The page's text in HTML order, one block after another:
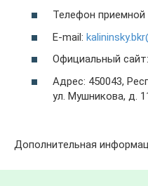
Телефон приемной
E-mail:
Официальный сайт:
Адрес: 450043,
ул. Мушникова, д.
Дополнительная